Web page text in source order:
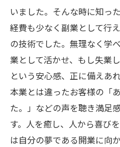
いました。そんな時に知っ
経費も少なく副業として行
の技術でした。無理なく学
業として活かせ、もし失業
という安心感、正に備えあ
本業とは違ったお客様の「
た。」などの声を聴き満足
す。人を癒し、人から喜び
は自分の夢である開業に向